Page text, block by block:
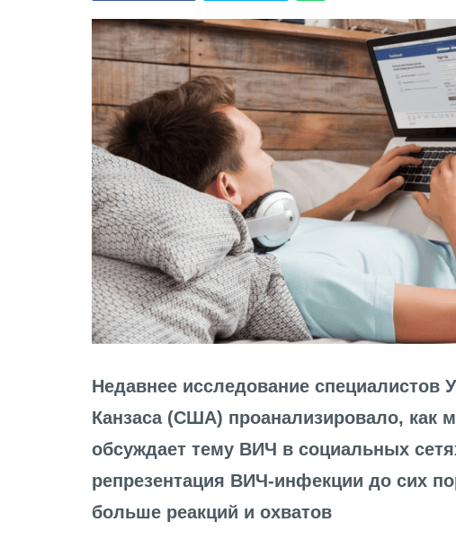
Недавнее исследование специалистов
Канзаса (США) проанализировало, как
обсуждает тему ВИЧ в социальных
репрезентация ВИЧ-инфекции до сих
больше реакций и охватов